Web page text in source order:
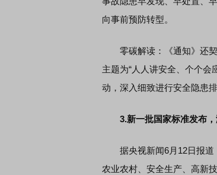
向事前预防转型。
零碳解读：《通知》还契
主题为“人人讲安全、个个
动，深入细致进行安全隐患排
3.新一批国家标准发布
据央视新闻6月12日报道，
农业农村、安全生产、高新